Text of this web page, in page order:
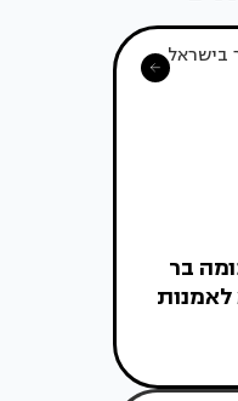
בר